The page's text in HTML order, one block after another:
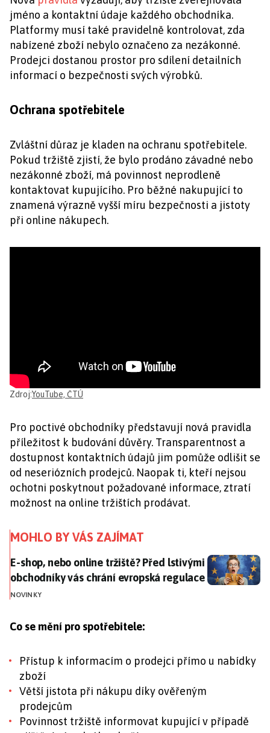
jméno a kontaktní údaje každého obchodníka.
Platformy musí také pravidelně kontrolovat, zda
nabízené zboží nebylo označeno za nezákonné.
Prodejci dostanou prostor pro sdílení detailních
informací o bezpečnosti svých výrobků.
Ochrana spotřebitele
Zvláštní důraz je kladen na ochranu spotřebitele.
Pokud tržiště zjistí, že bylo prodáno závadné nebo
nezákonné zboží, má povinnost neprodleně
kontaktovat kupujícího. Pro běžné nakupující to
znamená výrazně vyšší míru bezpečnosti a jistoty
při online nákupech.
Zdroj:YouTube, ČTÚ
Pro poctivé obchodníky představují nová pravidla
příležitost k budování důvěry. Transparentnost a
dostupnost kontaktních údajů jim pomůže odlišit se
od neseriózních prodejců. Naopak ti, kteří nejsou
ochotni poskytnout požadované informace, ztratí
možnost na online tržištích prodávat.
MOHLO BY VÁS ZAJÍMAT
E-shop, nebo online tržiště? Před lstivými
E-shop, nebo online tržiště? Před lstivými
obchodníky vás chrání evropská regulace
NOVINKY
Co se mění pro spotřebitele:
Přístup k informacím o prodejci přímo u nabídky
zboží
Větší jistota při nákupu díky ověřeným
prodejcům
Povinnost tržiště informovat kupující v případě